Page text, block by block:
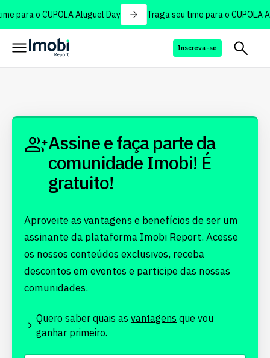
para o CUPOLA Aluguel Day Traga seu time para o CUPOLA
Inscreva-se
Assine e faça parte da
comunidade Imobi! É
gratuito!
Aproveite as vantagens e benefícios de ser um
assinante da plataforma Imobi Report. Acesse
os nossos conteúdos exclusivos, receba
descontos em eventos e participe das nossas
comunidades.
Quero saber quais as vantagens que vou
ganhar primeiro.